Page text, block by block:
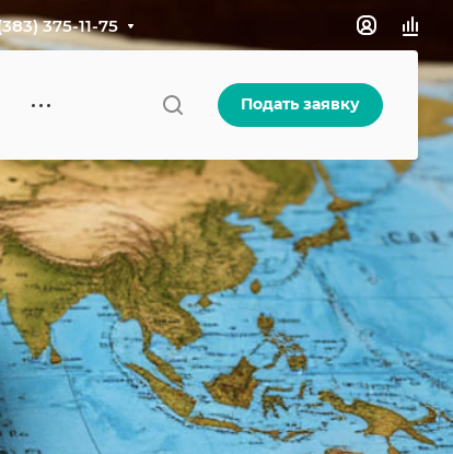
375-11-75
Подать заявку